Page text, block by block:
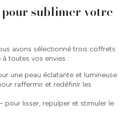
sublimer votre
avons sélectionné trois coffrets
toutes vos envies :
une peau éclatante et lumineuse
raffermir et redéfinir les
pour lisser, repulper et stimuler le